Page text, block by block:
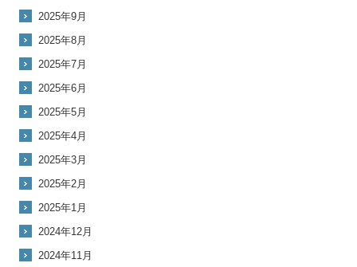
2025年9月
2025年8月
2025年7月
2025年6月
2025年5月
2025年4月
2025年3月
2025年2月
2025年1月
2024年12月
2024年11月